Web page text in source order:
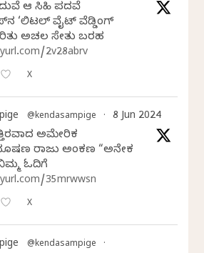
ಆ ಸಿಹಿ ಪದವೆ
‘ಲಿಟಲ್ ವೈಟ್ ವೆಡ್ಡಿಂಗ್
ಅಚಲ ಸೇತು ಬರಹ
2v28abrv
X
@kendasampige · 8 Jun 2024
ಅಮೇರಿಕ
ರಾಜು ಅಂಕಣ “ಅನೇಕ
ಓದಿಗೆ
35mrwwsn
X
@kendasampige ·